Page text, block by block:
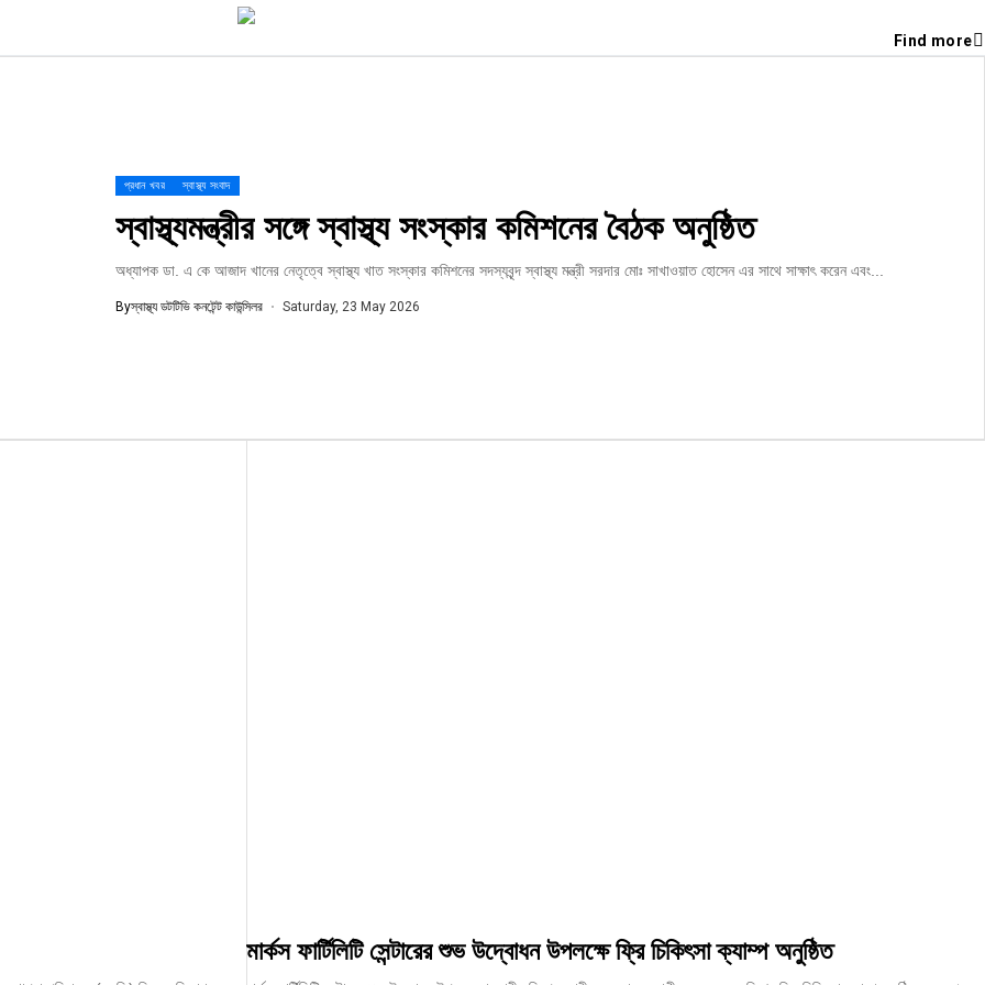
Find more
প্রধান খবর স্বাস্থ্য সংবাদ
স্বাস্থ্যমন্ত্রীর সঙ্গে স্বাস্থ্য সংস্কার কমিশনের বৈঠক অনুষ্ঠিত
অধ্যাপক ডা. এ কে আজাদ খানের নেতৃত্বে স্বাস্থ্য খাত সংস্কার কমিশনের সদস্যবৃন্দ স্বাস্থ্য মন্ত্রী সরদার মোঃ সাখাওয়াত হোসেন এর সাথে সাক্ষাৎ করেন এবং...
Byস্বাস্থ্য ডটটিভি কনটেন্ট কাউন্সিলর Saturday, 23 May 2026
মার্কস ফার্টিলিটি সেন্টারের শুভ উদ্বোধন উপলক্ষে ফ্রি চিকিৎসা ক্যাম্প অনুষ্ঠিত